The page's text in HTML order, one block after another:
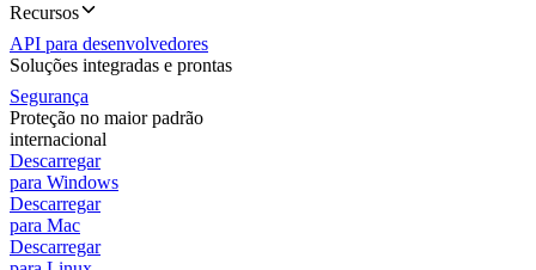
Recursos
API para desenvolvedores
Soluções integradas e prontas
Segurança
Proteção no maior padrão
internacional
Descarregar
para Windows
Descarregar
para Mac
Descarregar